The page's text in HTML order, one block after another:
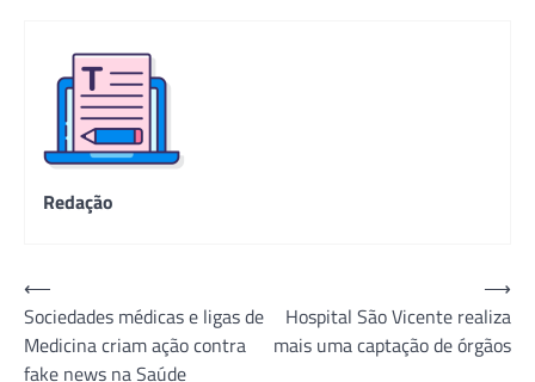
Redação
Navegação
de
Post
⟵
Sociedades médicas e ligas de
Medicina criam ação contra
fake news na Saúde
Hospital São Vicente realiza
mais uma captação de órgãos
⟶